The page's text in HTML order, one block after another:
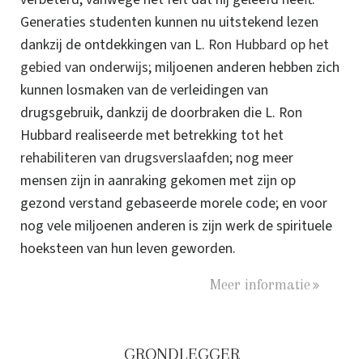
Generaties studenten kunnen nu uitstekend lezen
dankzij de ontdekkingen van L. Ron Hubbard op het
gebied van onderwijs; miljoenen anderen hebben zich
kunnen losmaken van de verleidingen van
drugsgebruik, dankzij de doorbraken die L. Ron
Hubbard realiseerde met betrekking tot het
rehabiliteren van drugsverslaafden; nog meer
mensen zijn in aanraking gekomen met zijn op
gezond verstand gebaseerde morele code; en voor
nog vele miljoenen anderen is zijn werk de spirituele
hoeksteen van hun leven geworden.
Meer informatie
GRONDLEGGER